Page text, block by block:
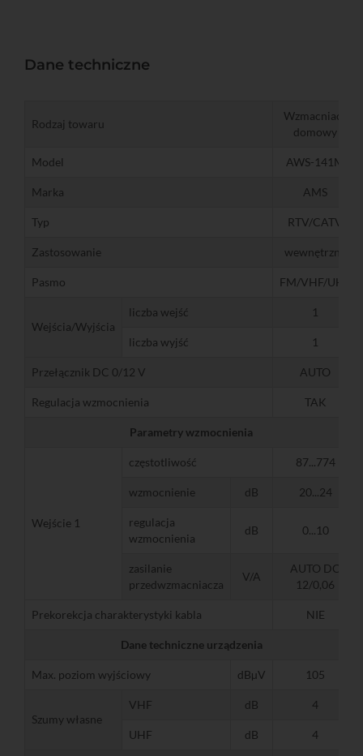
Dane techniczne
Rodzaj towaru
Wzmacniacz
domowy
Model AWS-141M
Marka AMS
Typ RTV/CATV
Zastosowanie wewnętrzny
Pasmo FM/VHF/UHF
Wejścia/Wyjścia
liczba wejść 1
liczba wyjść 1
Przełącznik DC 0/12 V AUTO
Regulacja wzmocnienia TAK
Parametry wzmocnienia
Wejście 1
częstotliwość 87...774
wzmocnienie dB 20...24
regulacja
wzmocnienia
dB 0...10
zasilanie
przedwzmacniacza
V/A
AUTO DC
12/0,06
Prekorekcja charakterystyki kabla NIE
Dane techniczne urządzenia
Max. poziom wyjściowy dBµV 105
Szumy własne
VHF dB 4
UHF dB 4